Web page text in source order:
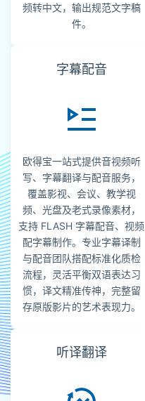
频转中文，输出规范文字稿
件。
字幕配音
欧得宝一站式提供音视频听
写、字幕翻译与配音服务，
覆盖影视、会议、教学视
频、光盘及老式录像素材，
支持 FLASH 字幕配音、视频
配字幕制作。专业字幕译制
与配音团队搭配标准化质检
流程，灵活平衡双语表达习
惯，译文精准传神，完整留
存原版影片的艺术表现力。
听译翻译